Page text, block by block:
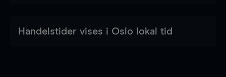
Handelstider vises i Oslo lokal tid